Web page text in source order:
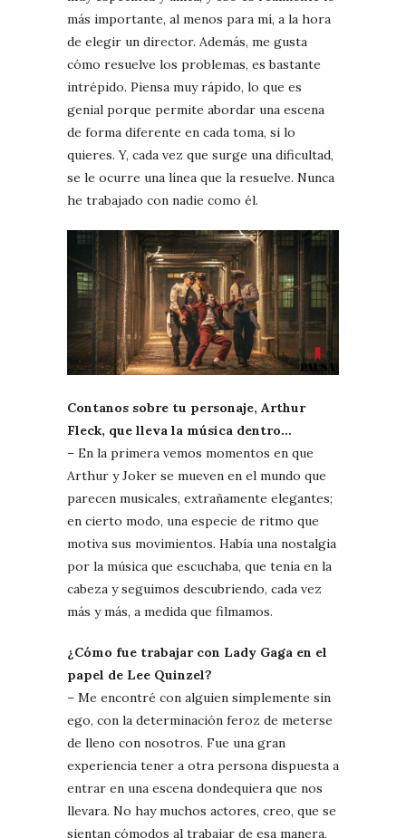
más importante, al menos para mí, a la hora
de elegir un director. Además, me gusta
cómo resuelve los problemas, es bastante
intrépido. Piensa muy rápido, lo que es
genial porque permite abordar una escena
de forma diferente en cada toma, si lo
quieres. Y, cada vez que surge una dificultad,
se le ocurre una línea que la resuelve. Nunca
he trabajado con nadie como él.
Contanos sobre tu personaje, Arthur
Fleck, que lleva la música dentro…
– En la primera vemos momentos en que
Arthur y Joker se mueven en el mundo que
parecen musicales, extrañamente elegantes;
en cierto modo, una especie de ritmo que
motiva sus movimientos. Había una nostalgia
por la música que escuchaba, que tenía en la
cabeza y seguimos descubriendo, cada vez
más y más, a medida que filmamos.
¿Cómo fue trabajar con Lady Gaga en el
papel de Lee Quinzel?
– Me encontré con alguien simplemente sin
ego, con la determinación feroz de meterse
de lleno con nosotros. Fue una gran
experiencia tener a otra persona dispuesta a
entrar en una escena dondequiera que nos
llevara. No hay muchos actores, creo, que se
sientan cómodos al trabajar de esa manera,